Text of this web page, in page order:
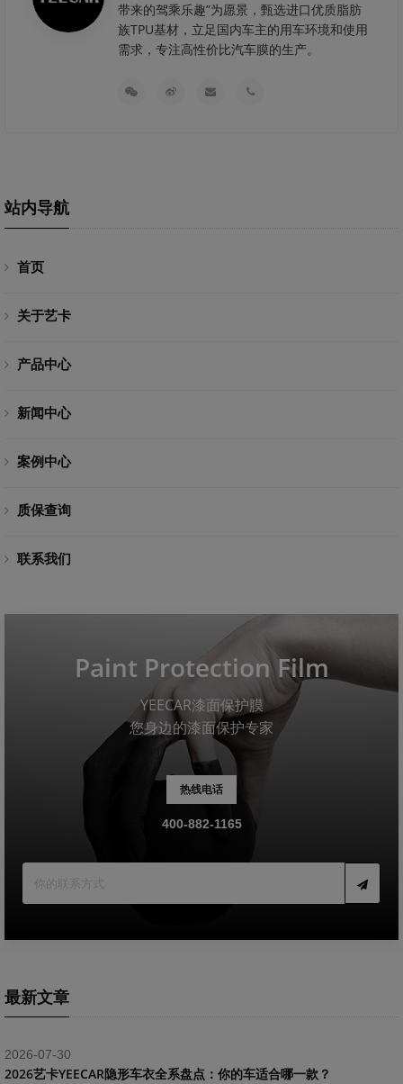
带来的驾乘乐趣”为愿景，甄选进口优质脂肪
族TPU基材，立足国内车主的用车环境和使用
需求，专注高性价比汽车膜的生产。
站内导航
首页
关于艺卡
产品中心
新闻中心
案例中心
质保查询
联系我们
Paint Protection Film
YEECAR漆面保护膜
您身边的漆面保护专家
热线电话
400-882-1165
最新文章
2026-07-30
2026艺卡YEECAR隐形车衣全系盘点：你的车适合哪一款？